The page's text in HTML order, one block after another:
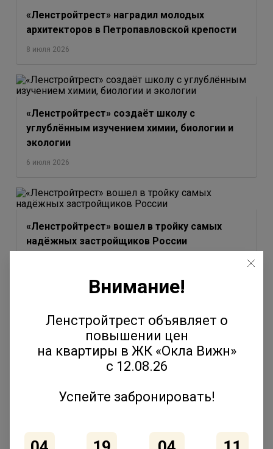
«Ленстройтрест» наградил молодых
архитекторов в Петропавловской крепости
8 июля 2026
«Ленстройтрест» создаёт школу с
углублённым изучением химии, биологии и
экологии
6 июля 2026
«Ленстройтрест» вошел в тройку самых
надёжных застройщиков России
Юлия Молчанова выступила на форуме
«Движение» с темой эволюции соседских
Внимание!
Ленстройтрест объявляет о
повышении цен
на квартиры в ЖК «Окла Вижн»
с 12.08.26
Успейте забронировать!